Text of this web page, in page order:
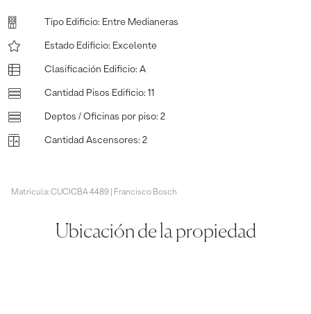
Tipo Edificio: Entre Medianeras
Estado Edificio: Excelente
Clasificación Edificio: A
Cantidad Pisos Edificio: 11
Deptos / Oficinas por piso: 2
Cantidad Ascensores: 2
Matrícula: CUCICBA 4489 | Francisco Bosch
Ubicación de la propiedad